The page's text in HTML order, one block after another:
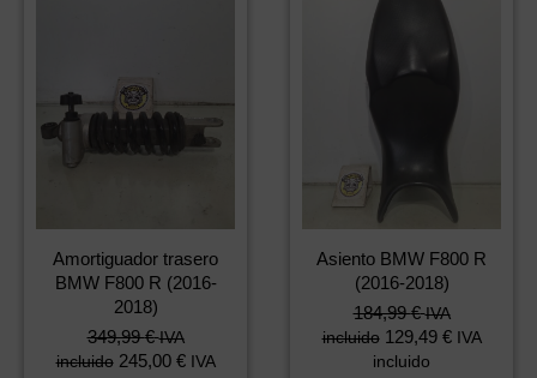
Amortiguador trasero
BMW F800 R (2016-
2018)
349,99€ IVA
incluido 245,00 € IVA
Asiento BMW F800 R
(2016-2018)
184,99€ IVA
incluido 129,49 € IVA
incluido